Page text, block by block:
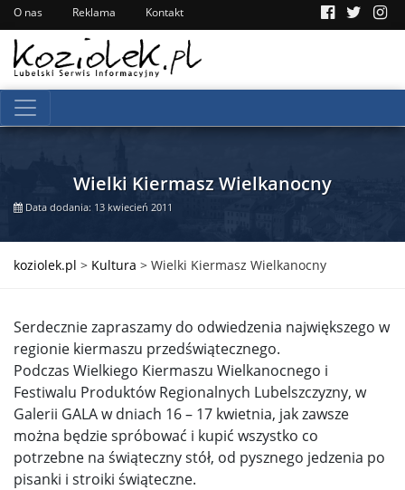
O nas Reklama Kontakt
Wielki Kiermasz Wielkanocny
Data dodania: 13 kwiecień 2011
koziolek.pl > Kultura > Wielki Kiermasz Wielkanocny
Serdecznie zapraszamy do odwiedzenia największego w
regionie kiermaszu przedświątecznego.
Podczas Wielkiego Kiermaszu Wielkanocnego i
Festiwalu Produktów Regionalnych Lubelszczyzny, w
Galerii GALA w dniach 16 – 17 kwietnia, jak zawsze
można będzie spróbować i kupić wszystko co
potrzebne na świąteczny stół, od pysznego jedzenia po
pisanki i stroiki świąteczne.